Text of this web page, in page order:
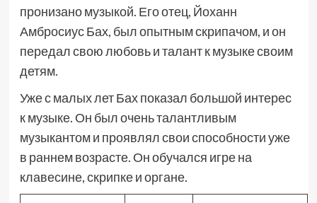
пронизано музыкой. Его отец, Йоханн
Амбросиус Бах, был опытным скрипачом, и он
передал свою любовь и талант к музыке своим
детям.
Уже с малых лет Бах показал большой интерес
к музыке. Он был очень талантливым
музыкантом и проявлял свои способности уже
в раннем возрасте. Он обучался игре на
клавесине, скрипке и органе.